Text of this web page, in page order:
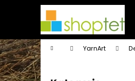
Domů YarnArt
P
o
í
k
Zpět
do
obchodu
Zpět
do
obchodu